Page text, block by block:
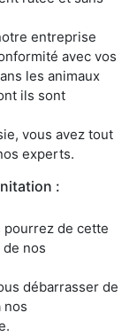
entreprise
avec vos
les animaux
ils sont
vous avez tout
experts.
:
de cette
nos
débarrasser de
nos